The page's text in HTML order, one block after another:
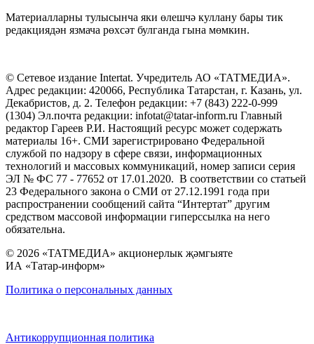
Материалларны тулысынча яки өлешчә куллану бары тик
редакциядән язмача рөхсәт булганда гына мөмкин.
© Сетевое издание Intertat. Учредитель АО «ТАТМЕДИА».
Адрес редакции: 420066, Республика Татарстан, г. Казань, ул.
Декабристов, д. 2. Телефон редакции: +7 (843) 222-0-999
(1304) Эл.почта редакции: infotat@tatar-inform.ru Главный
редактор Гареев Р.И. Настоящий ресурс может содержать
материалы 16+. СМИ зарегистрировано Федеральной
службой по надзору в сфере связи, информационных
технологий и массовых коммуникаций, номер записи серия
ЭЛ № ФС 77 - 77652 от 17.01.2020. В соответствии со статьей
23 Федерального закона о СМИ от 27.12.1991 года при
распространении сообщений сайта “Интертат” другим
средством массовой информации гиперссылка на него
обязательна.
© 2026 «ТАТМЕДИА» акционерлык җәмгыяте
ИА «Татар-информ»
Политика о персональных данных
Антикоррупционная политика